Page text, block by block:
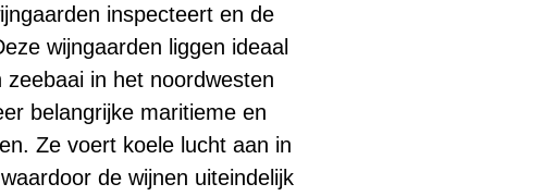
inspecteert en de
wijngaarden liggen ideaal
zeebaai in het noordwesten
belangrijke maritieme en
Ze voert koele lucht aan in
de wijnen uiteindelijk